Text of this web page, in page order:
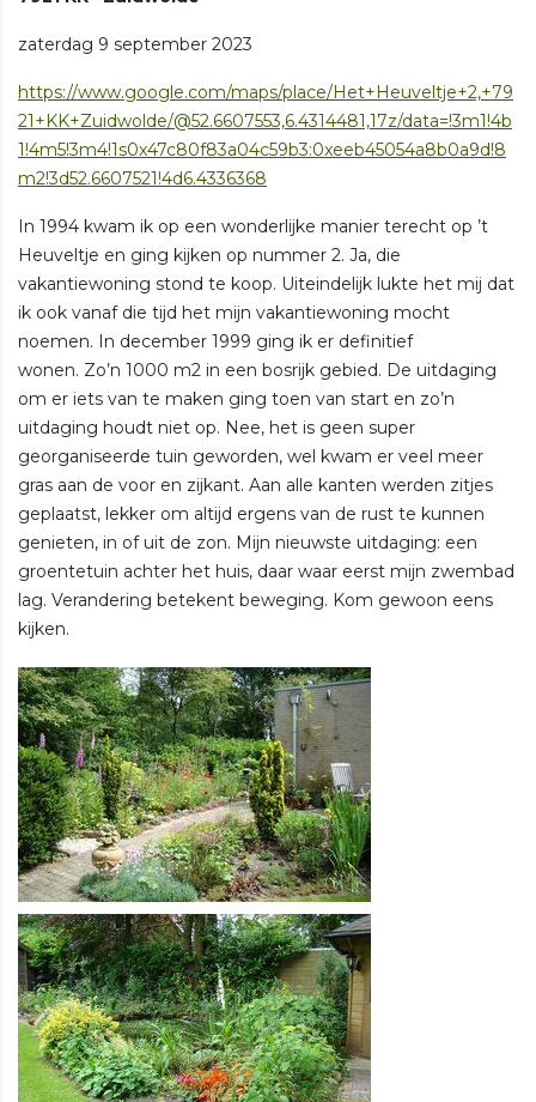
zaterdag 9 september 2023
https://www.google.com/maps/place/Het+Heuveltje+2,+79
21+KK+Zuidwolde/@52.6607553,6.4314481,17z/data=!3m1!4b
1!4m5!3m4!1s0x47c80f83a04c59b3:0xeeb45054a8b0a9d!8
m2!3d52.6607521!4d6.4336368
In 1994 kwam ik op een wonderlijke manier terecht op ’t
Heuveltje en ging kijken op nummer 2. Ja, die
vakantiewoning stond te koop. Uiteindelijk lukte het mij dat
ik ook vanaf die tijd het mijn vakantiewoning mocht
noemen. In december 1999 ging ik er definitief
wonen. Zo’n 1000 m2 in een bosrijk gebied. De uitdaging
om er iets van te maken ging toen van start en zo’n
uitdaging houdt niet op. Nee, het is geen super
georganiseerde tuin geworden, wel kwam er veel meer
gras aan de voor en zijkant. Aan alle kanten werden zitjes
geplaatst, lekker om altijd ergens van de rust te kunnen
genieten, in of uit de zon. Mijn nieuwste uitdaging: een
groentetuin achter het huis, daar waar eerst mijn zwembad
lag. Verandering betekent beweging. Kom gewoon eens
kijken.